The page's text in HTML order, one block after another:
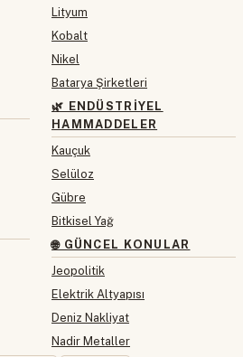
Lityum
Kobalt
Nikel
Batarya Şirketleri
🌿 ENDÜSTRIYEL
HAMMADDELER
Kauçuk
Selüloz
Gübre
Bitkisel Yağ
🌐 GÜNCEL KONULAR
Jeopolitik
Elektrik Altyapısı
Deniz Nakliyat
Nadir Metaller